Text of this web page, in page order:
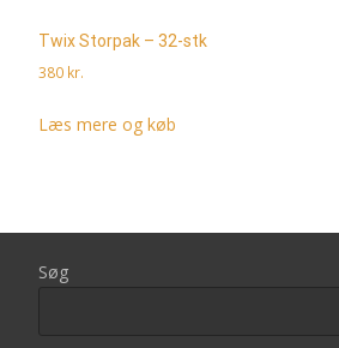
Twix Storpak – 32-stk
380 kr.
Læs mere og køb
Søg